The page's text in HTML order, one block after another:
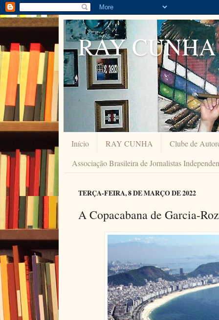
RAY CUNHA
Início RAY CUNHA
Clube de
Associação Brasileira de Jornalistas
TERÇA-FEIRA, 8 DE MARÇO DE 2022
A Copacabana de Garcia-